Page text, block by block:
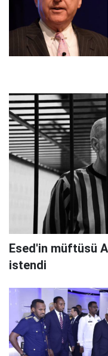
Esed'in müftüsü
istendi